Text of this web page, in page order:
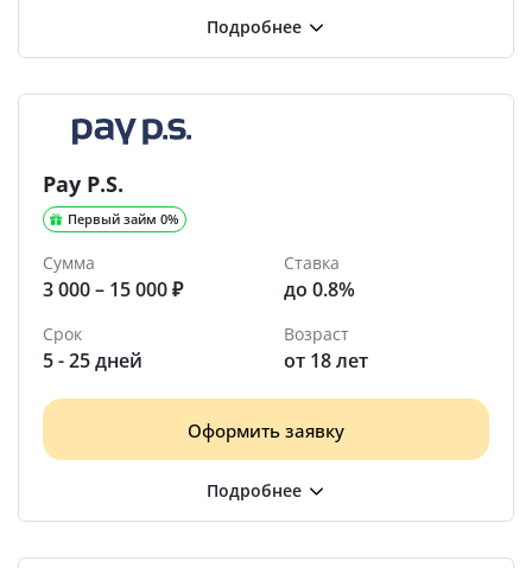
Pay P.S.
Первый займ 0%
Сумма
3 000 – 15 000 ₽
Ставка
до 0.8%
Срок
5 - 25 дней
Возраст
от 18 лет
Оформить заявку